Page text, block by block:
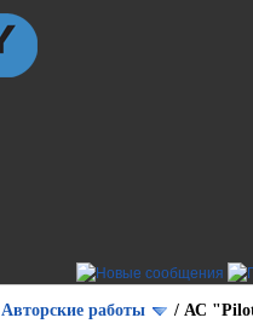
Авторские работы / АС